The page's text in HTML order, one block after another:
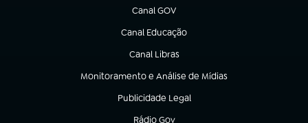
Canal GOV
(abre em nova aba)
Canal Educação
(abre em nova aba)
Canal Libras
(abre em nova aba)
Monitoramento e Análise de Mídias
(abre em nova aba)
Publicidade Legal
(abre em nova aba)
Rádio Gov